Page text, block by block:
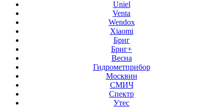
Uniel
Venta
Wendox
Xiaomi
Бриг
Бриг+
Весна
Гидрометприбор
Москвин
СМИЧ
Спектр
Утес